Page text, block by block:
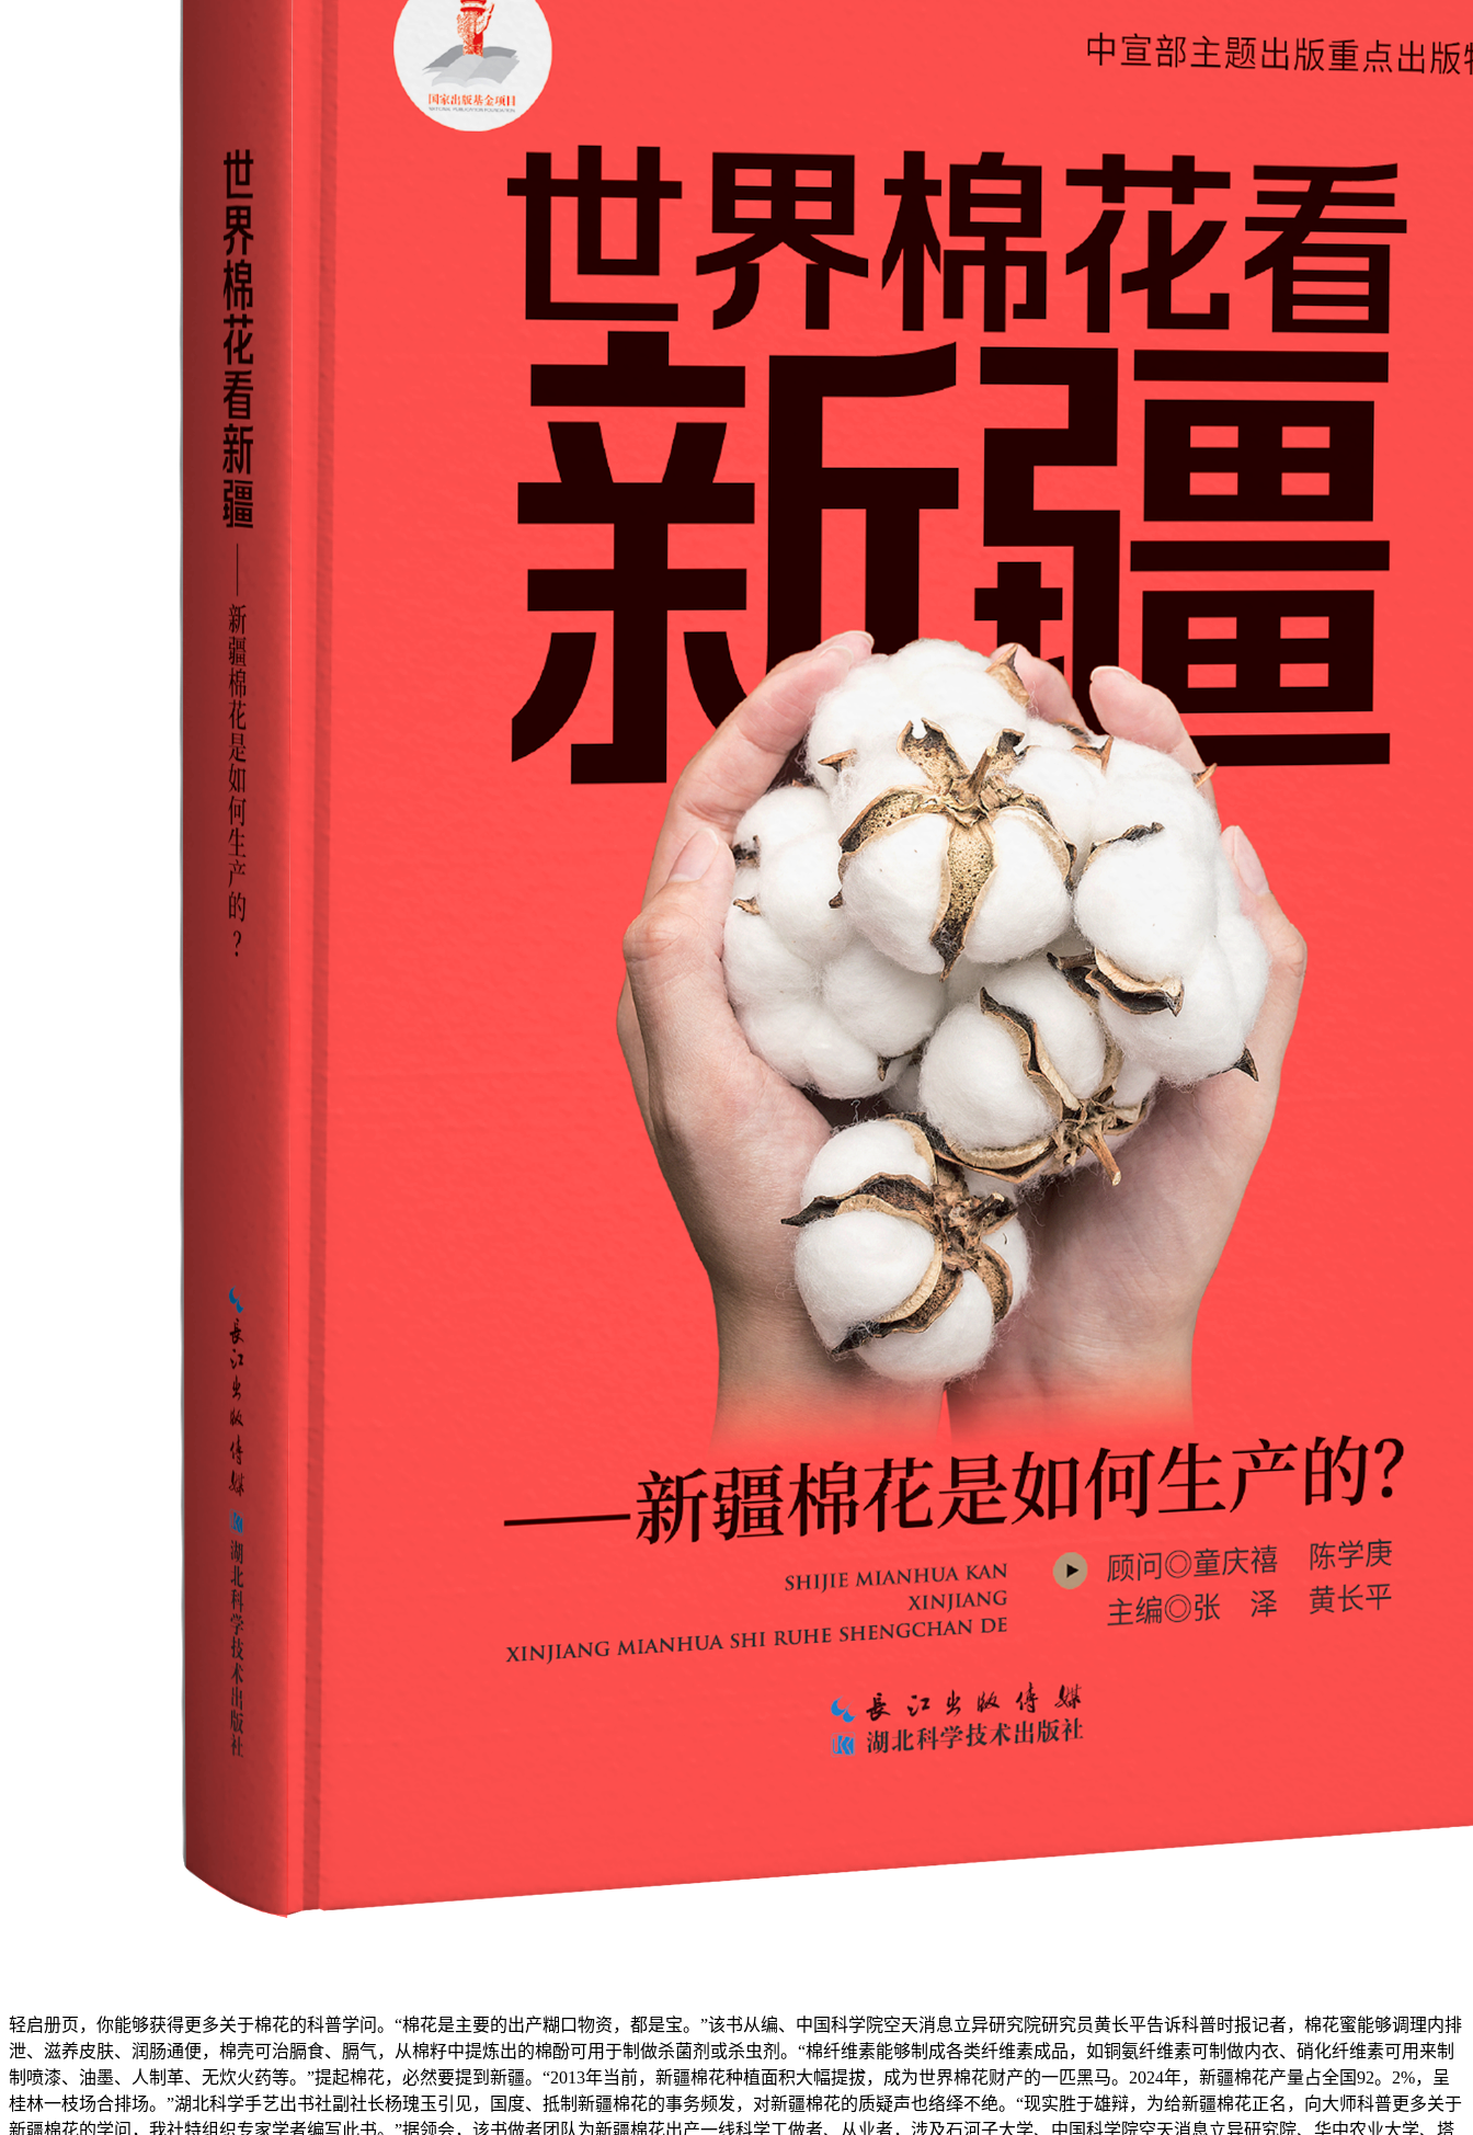
轻启册页，你能够获得更多关于棉花的科普学问。“棉花是主要的出产糊口物资，都是宝。”该书从编、中国科学院空天消息立异研究院研究员黄长平告诉科普时报记者，棉花蜜能够调理内排
泄、滋养皮肤、润肠通便，棉壳可治膈食、膈气，从棉籽中提炼出的棉酚可用于制做杀菌剂或杀虫剂。“棉纤维素能够制成各类纤维素成品，如铜氨纤维素可制做内衣、硝化纤维素可用来制
制喷漆、油墨、人制革、无炊火药等。”提起棉花，必然要提到新疆。“2013年当前，新疆棉花种植面积大幅提拔，成为世界棉花财产的一匹黑马。2024年，新疆棉花产量占全国92。2%，呈
桂林一枝场合排场。”湖北科学手艺出书社副社长杨瑰玉引见，国度、抵制新疆棉花的事务频发，对新疆棉花的质疑声也络绎不绝。“现实胜于雄辩，为给新疆棉花正名，向大师科普更多关于
新疆棉花的学问，我社特组织专家学者编写此书。”据领会，该书做者团队为新疆棉花出产一线科学工做者、从业者，涉及石河子大学、中国科学院空天消息立异研究院、华中农业大学、塔